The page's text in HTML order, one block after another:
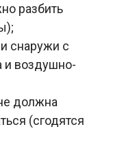
разбить
снаружи с
и воздушно-
должна
(сгодятся